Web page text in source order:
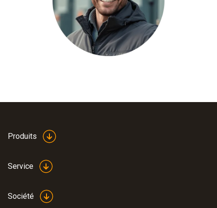
Produits
Service
Société